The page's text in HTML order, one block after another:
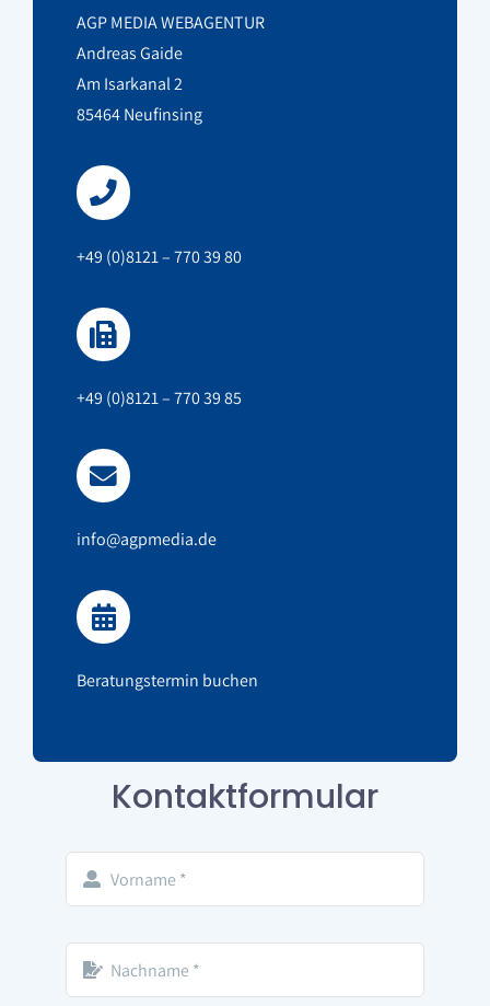
AGP MEDIA WEBAGENTUR
Andreas Gaide
Am Isarkanal 2
85464 Neufinsing
+49 (0)8121 – 770 39 80
+49 (0)8121 – 770 39 85
info@agpmedia.de
Beratungstermin buchen
Kontaktformular